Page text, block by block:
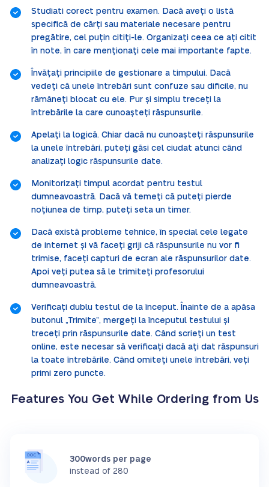
Studiati corect pentru examen. Dacă aveți o listă
specifică de cărți sau materiale necesare pentru
pregătire, cel puțin citiți-le. Organizați ceea ce ați citit
în note, în care menționați cele mai importante fapte.
Învățați principiile de gestionare a timpului. Dacă
vedeți că unele întrebări sunt confuze sau dificile, nu
rămâneți blocat cu ele. Pur și simplu treceți la
întrebările la care cunoașteți răspunsurile.
Apelați la logică. Chiar dacă nu cunoașteți răspunsurile
la unele întrebări, puteți găsi cel ciudat atunci când
analizați logic răspunsurile date.
Monitorizați timpul acordat pentru testul
dumneavoastră. Dacă vă temeți că puteți pierde
noțiunea de timp, puteți seta un timer.
Dacă există probleme tehnice, în special cele legate
de internet și vă faceți griji că răspunsurile nu vor fi
trimise, faceți capturi de ecran ale răspunsurilor date.
Apoi veți putea să le trimiteți profesorului
dumneavoastră.
Verificați dublu testul de la început. Înainte de a apăsa
butonul „Trimite”, mergeți la începutul testului și
treceți prin răspunsurile date. Când scrieți un test
online, este necesar să verificați dacă ați dat răspunsuri
la toate întrebările. Când omiteți unele întrebări, veți
primi zero puncte.
Features You Get While Ordering from Us
300words per page
instead of 280